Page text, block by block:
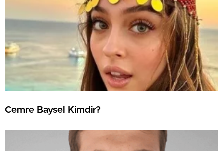
Cemre Baysel Kimdir?